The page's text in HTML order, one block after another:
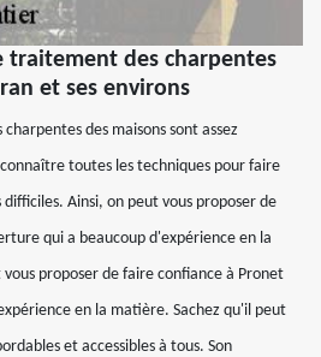
traitement des charpentes
et ses environs
des maisons sont assez
toutes les techniques pour faire
Ainsi, on peut vous proposer de
qui a beaucoup d'expérience en la
proposer de faire confiance à Pronet
en la matière. Sachez qu'il peut
et accessibles à tous. Son